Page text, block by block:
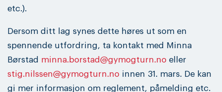
etc.).
Dersom ditt lag synes dette høres ut som en
spennende utfordring, ta kontakt med Minna
Børstad minna.borstad@gymogturn.no eller
stig.nilssen@gymogturn.no innen 31. mars. De kan
gi mer informasjon om reglement, påmelding etc.